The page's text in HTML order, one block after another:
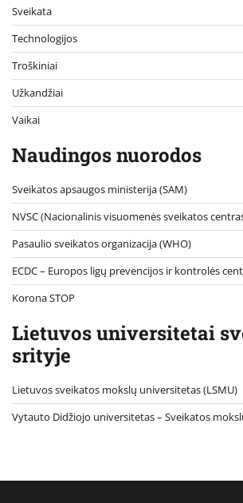
Sveikata
Technologijos
Troškiniai
Užkandžiai
Vaikai
Naudingos nuorodos
Sveikatos apsaugos ministerija (SAM)
NVSC (Nacionalinis visuomenės sveikatos
Pasaulio sveikatos organizacija (WHO)
ECDC – Europos ligų prevencijos ir kontrolės
Korona STOP
Lietuvos universitetai
srityje
Lietuvos sveikatos mokslų universitetas (LSMU)
Vytauto Didžiojo universitetas– Sveikatos